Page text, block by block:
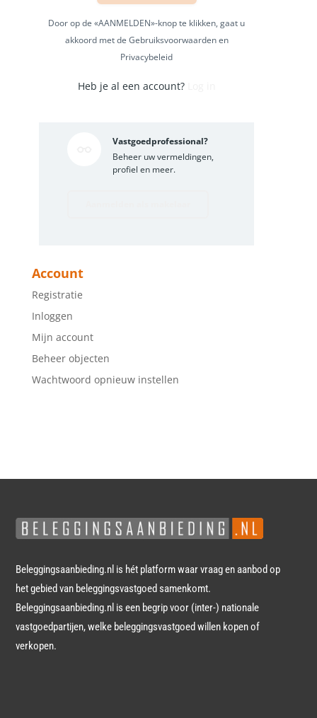
Door op de «AANMELDEN»-knop te klikken, gaat u
akkoord met de Gebruiksvoorwaarden en
Privacybeleid
Heb je al een account?
Vastgoedprofessional?
Beheer uw vermeldingen,
profiel en meer.
Account
Registratie
Inloggen
Mijn account
Beheer objecten
Wachtwoord opnieuw instellen
Beleggingsaanbieding.nl is hét platform waar vraag en aanbod op
het gebied van beleggingsvastgoed samenkomt.
Beleggingsaanbieding.nl is een begrip voor (inter-) nationale
vastgoedpartijen, welke beleggingsvastgoed willen kopen of
verkopen.